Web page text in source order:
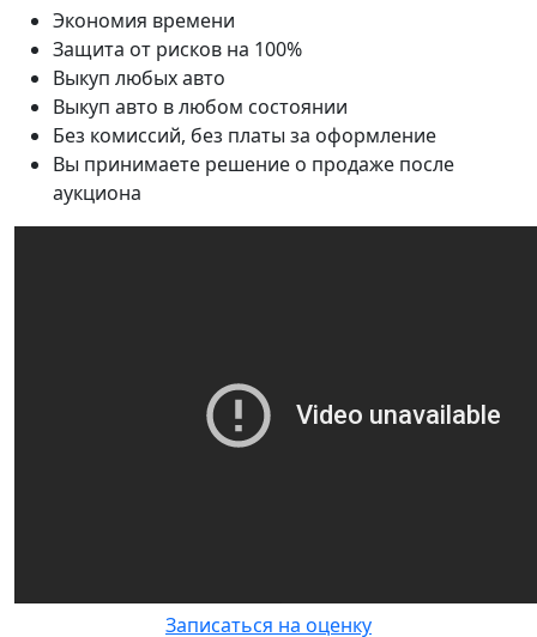
Экономия времени
Защита от рисков на 100%
Выкуп любых авто
Выкуп авто в любом состоянии
Без комиссий, без платы за оформление
Вы принимаете решение о продаже после
аукциона
Записаться на оценку